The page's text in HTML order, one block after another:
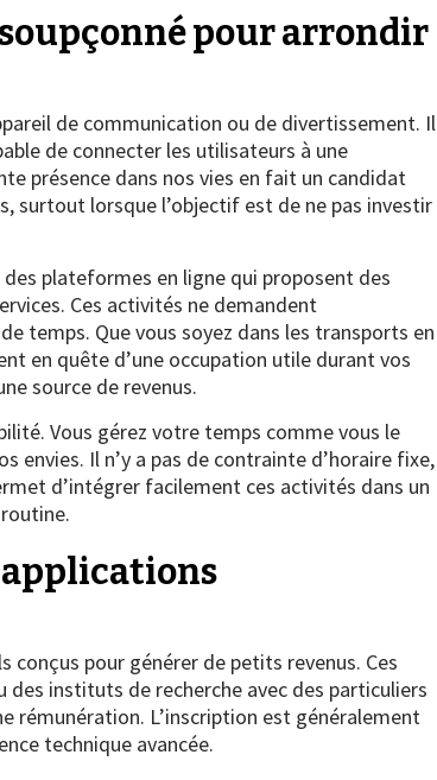
pour arrondir
de communication ou de divertissement. Il
de connecter les utilisateurs à une
présence dans nos vies en fait un candidat
surtout lorsque l’objectif est de ne pas investir
plateformes en ligne qui proposent des
Ces activités ne demandent
temps. Que vous soyez dans les transports en
en quête d’une occupation utile durant vos
source de revenus.
Vous gérez votre temps comme vous le
envies. Il n’y a pas de contrainte d’horaire fixe,
d’intégrer facilement ces activités dans un
applications
conçus pour générer de petits revenus. Ces
instituts de recherche avec des particuliers
rémunération. L’inscription est généralement
technique avancée.